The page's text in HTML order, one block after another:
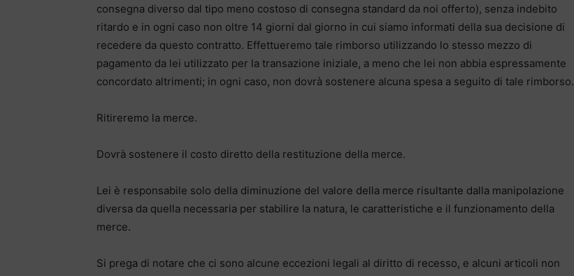
consegna diverso dal tipo meno costoso di consegna standard da noi offerto), senza indebito
ritardo e in ogni caso non oltre 14 giorni dal giorno in cui siamo informati della sua decisione di
recedere da questo contratto. Effettueremo tale rimborso utilizzando lo stesso mezzo di
pagamento da lei utilizzato per la transazione iniziale, a meno che lei non abbia espressamente
concordato altrimenti; in ogni caso, non dovrà sostenere alcuna spesa a seguito di tale rimborso.
Ritireremo la merce.
Dovrà sostenere il costo diretto della restituzione della merce.
Lei è responsabile solo della diminuzione del valore della merce risultante dalla manipolazione
diversa da quella necessaria per stabilire la natura, le caratteristiche e il funzionamento della
merce.
Si prega di notare che ci sono alcune eccezioni legali al diritto di recesso, e alcuni articoli non